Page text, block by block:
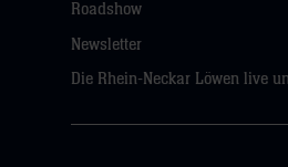
Roadshow
Newsletter
Die Rhein-Neckar Löwen live